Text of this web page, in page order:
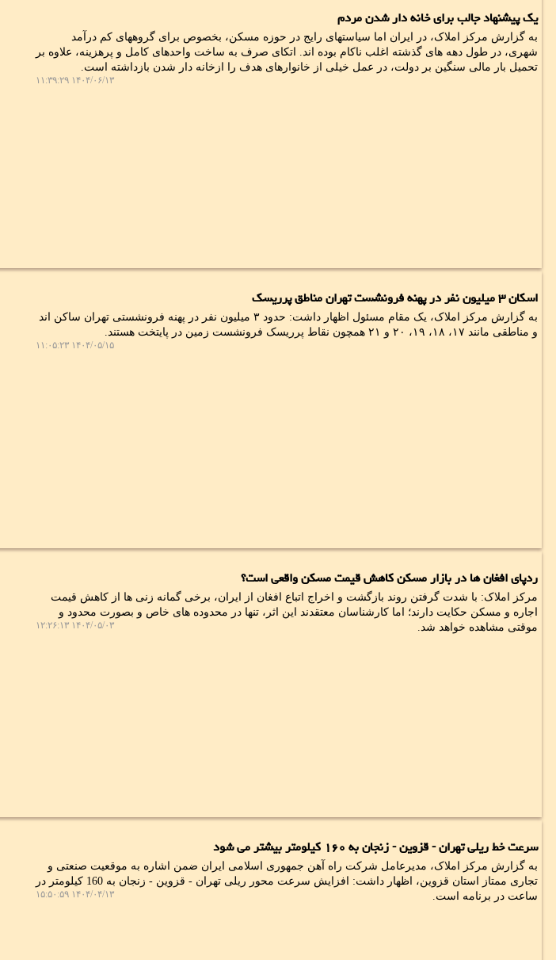
یک پیشنهاد جالب برای خانه دار شدن مردم
به گزارش مرکز املاک، در ایران اما سیاستهای رایج در حوزه مسکن، بخصوص برای گروههای کم درآمد
شهری، در طول دهه های گذشته اغلب ناکام بوده اند. اتکای صرف به ساخت واحدهای کامل و پرهزینه، علاوه بر
تحمیل بار مالی سنگین بر دولت، در عمل خیلی از خانوارهای هدف را ازخانه دار شدن بازداشته است.
۱۴۰۴/۰۶/۱۳ ۱۱:۳۹:۲۹
اسکان ۳ میلیون نفر در پهنه فرونشست تهران مناطق پرریسک
به گزارش مرکز املاک، یک مقام مسئول اظهار داشت: حدود ۳ میلیون نفر در پهنه فرونشستی تهران ساکن اند
و مناطقی مانند ۱۷، ۱۸، ۱۹، ۲۰ و ۲۱ همچون نقاط پرریسک فرونشست زمین در پایتخت هستند.
۱۴۰۴/۰۵/۱۵ ۱۱:۰۵:۲۳
ردپای افغان ها در بازار مسکن کاهش قیمت مسکن واقعی است؟
مرکز املاک: با شدت گرفتن روند بازگشت و اخراج اتباع افغان از ایران، برخی گمانه زنی ها از کاهش قیمت
اجاره و مسکن حکایت دارند؛ اما کارشناسان معتقدند این اثر، تنها در محدوده های خاص و بصورت محدود و
موقتی مشاهده خواهد شد.
۱۴۰۴/۰۵/۰۳ ۱۲:۲۶:۱۳
سرعت خط ریلی تهران - قزوین - زنجان به ۱۶۰ کیلومتر بیشتر می شود
به گزارش مرکز املاک، مدیرعامل شرکت راه آهن جمهوری اسلامی ایران ضمن اشاره به موقعیت صنعتی و
تجاری ممتاز استان قزوین، اظهار داشت: افزایش سرعت محور ریلی تهران - قزوین - زنجان به 160 کیلومتر در
ساعت در برنامه است.
۱۴۰۴/۰۴/۱۳ ۱۵:۵۰:۵۹